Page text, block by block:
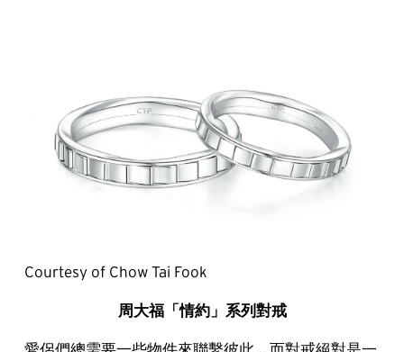
Courtesy of Chow Tai Fook
周大福「情約」系列對戒